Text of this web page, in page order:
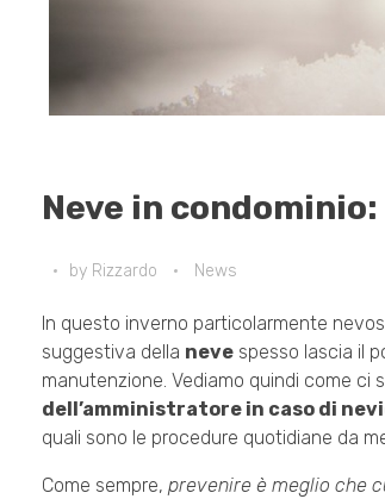
Neve in
by Rizzardo News
In questo inverno particolarmente
suggestiva della neve spesso lascia il
manutenzione. Vediamo quindi come ci
dell’amministratore in caso di
quali sono le procedure quotidiane da
Come sempre, prevenire è meglio che